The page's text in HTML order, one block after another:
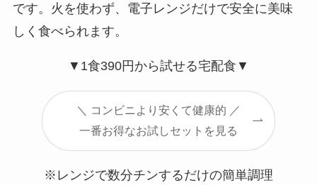
です。火を使わず、電子レンジだけで安全に美味
しく食べられます。
▼1食390円から試せる宅配食▼
＼ コンビニより安くて健康的 ／
一番お得なお試しセットを見る
※レンジで数分チンするだけの簡単調理